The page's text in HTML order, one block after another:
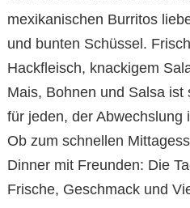
mexikanischen Burritos
und bunten Schüssel.
Hackfleisch, knackigem
Mais, Bohnen und Salsa
für jeden, der Abwechslung
Ob zum schnellen
Dinner mit Freunden: Die
Frische, Geschmack und